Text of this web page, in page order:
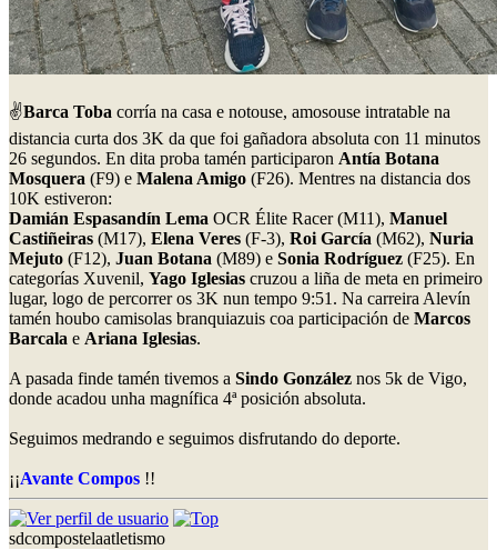
✌️Barca Toba corría na casa e notouse, amosouse intratable na
distancia curta dos 3K da que foi gañadora absoluta con 11 minutos
26 segundos. En dita proba tamén participaron Antía Botana
Mosquera (F9) e Malena Amigo (F26). Mentres na distancia dos
10K estiveron:
Damián Espasandín Lema OCR Élite Racer (M11), Manuel
Castiñeiras (M17), Elena Veres (F-3), Roi García (M62), Nuria
Mejuto (F12), Juan Botana (M89) e Sonia Rodríguez (F25). En
categorías Xuvenil, Yago Iglesias cruzou a liña de meta en primeiro
lugar, logo de percorrer os 3K nun tempo 9:51. Na carreira Alevín
tamén houbo camisolas branquiazuis coa participación de Marcos
Barcala e Ariana Iglesias.
A pasada finde tamén tivemos a Sindo González nos 5k de Vigo,
donde acadou unha magnífica 4ª posición absoluta.
Seguimos medrando e seguimos disfrutando do deporte.
¡¡Avante Compos !!
sdcompostelaatletismo